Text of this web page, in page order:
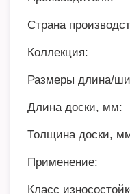
Страна
Коллекция:
Размеры длина/
Длина доски, мм:
Толщина доски,
Применение:
Класс